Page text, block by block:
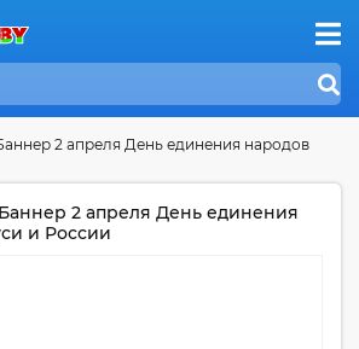
2 апреля День единения народов
Баннер 2 апреля День единения
и России